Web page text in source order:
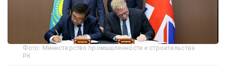
Фото: Министерство промышленности и строительства
РК